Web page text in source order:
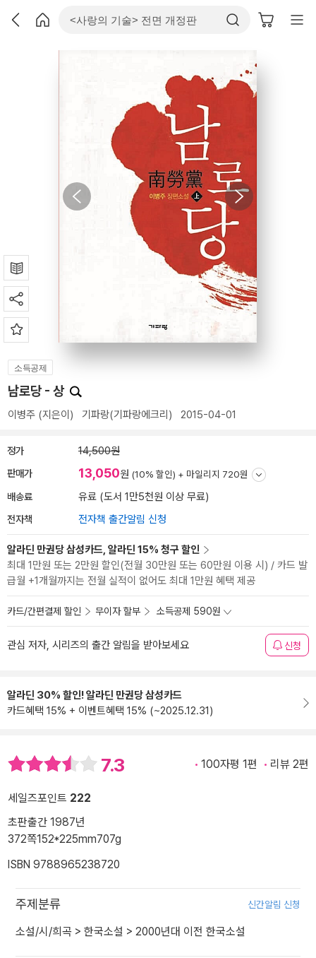
소득공제
남로당 - 상
이병주 (지은이) 기파랑(기파랑에크리) 2015-04-01
정가 14,500원
판매가 13,050원 (10% 할인) + 마일리지 720원
배송료 유료 (도서 1만5천원 이상 무료)
전자책 전자책 출간알림 신청
알라딘 만권당 삼성카드, 알라딘 15% 청구 할인
최대 1만원 또는 2만원 할인(전월 30만원 또는 60만원 이용 시) / 카드 발
급월 +1개월까지는 전월 실적이 없어도 최대 1만원 혜택 제공
카드/간편결제 할인 무이자 할부 소득공제 590원
관심 저자, 시리즈의 출간 알림을 받아보세요 신청
알라딘 30% 할인! 알라딘 만권당 삼성카드
카드혜택 15% + 이벤트혜택 15% (~2025.12.31)
7.3 100자평 1편 리뷰 2편
세일즈포인트 222
초판출간 1987년
372쪽152*225mm707g
ISBN 9788965238720
주제분류 신간알림 신청
소설/시/희곡 > 한국소설 > 2000년대 이전 한국소설